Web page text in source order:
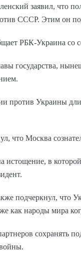
заявил, что
СССР. Этим он
РБК-Украина со
государства,
против Украины
что Москва
истощение, в
подчеркнул, что
как народы мира
сохранять